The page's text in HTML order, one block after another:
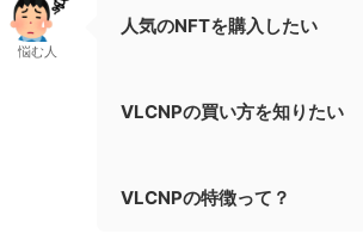
悩む人
人気のNFTを購入したい
VLCNPの買い方を知りたい
VLCNPの特徴って？